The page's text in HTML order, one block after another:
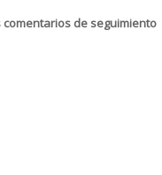
de seguimiento